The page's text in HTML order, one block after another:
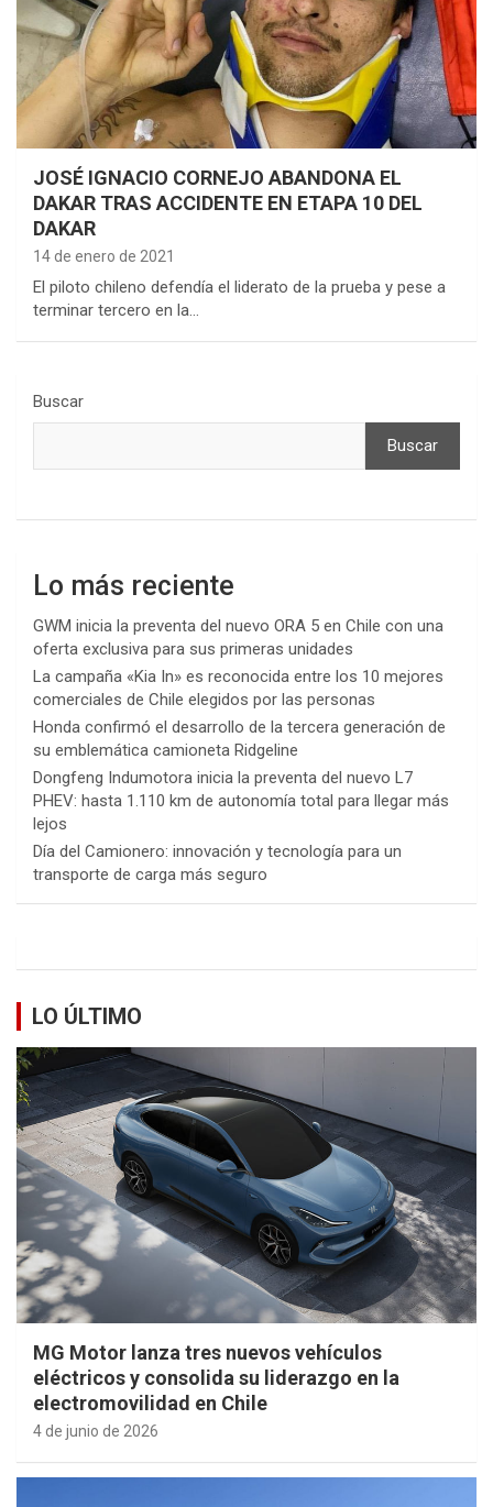
JOSÉ IGNACIO CORNEJO ABANDONA EL
DAKAR TRAS ACCIDENTE EN ETAPA 10 DEL
DAKAR
14 de enero de 2021
El piloto chileno defendía el liderato de la prueba y pese a
terminar tercero en la…
Buscar
Buscar
Lo más reciente
GWM inicia la preventa del nuevo ORA 5 en Chile con una
oferta exclusiva para sus primeras unidades
La campaña «Kia In» es reconocida entre los 10 mejores
comerciales de Chile elegidos por las personas
Honda confirmó el desarrollo de la tercera generación de
su emblemática camioneta Ridgeline
Dongfeng Indumotora inicia la preventa del nuevo L7
PHEV: hasta 1.110 km de autonomía total para llegar más
lejos
Día del Camionero: innovación y tecnología para un
transporte de carga más seguro
LO ÚLTIMO
MG Motor lanza tres nuevos vehículos
eléctricos y consolida su liderazgo en la
electromovilidad en Chile
4 de junio de 2026